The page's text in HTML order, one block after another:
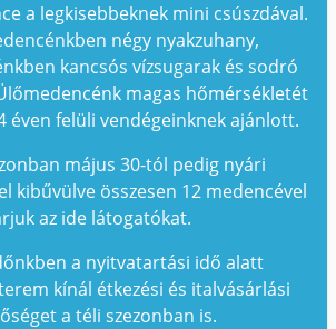
a legkisebbeknek mini csúszdával.
négy nyakzuhany,
kancsós vízsugarak és sodró
magas hőmérsékletét
éven felüli vendégeinknek ajánlott.
május 30-tól pedig nyári
kibűvülve összesen 12 medencével
az ide látogatókat.
a nyitvatartási idő alatt
kínál étkezési és italvásárlási
a téli szezonban is.